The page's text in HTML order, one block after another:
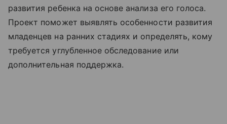
развития ребенка на основе анализа его голоса.
Проект поможет выявлять особенности развития
младенцев на ранних стадиях и определять, кому
требуется углубленное обследование или
дополнительная поддержка.